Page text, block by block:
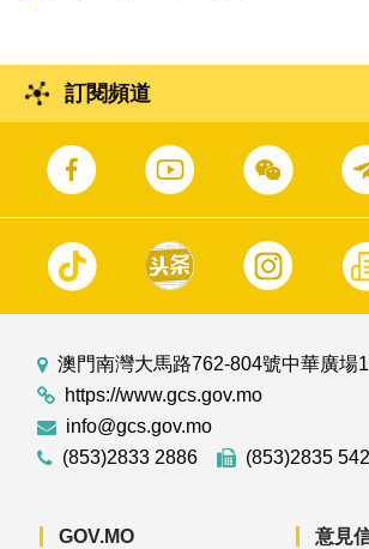
訂閱頻道
澳門南灣大馬路762-804號中華廣場
https://www.gcs.gov.mo
info@gcs.gov.mo
(853)2833 2886
(853)2835
GOV.MO 意見